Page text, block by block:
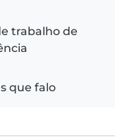
trabalho de
que falo